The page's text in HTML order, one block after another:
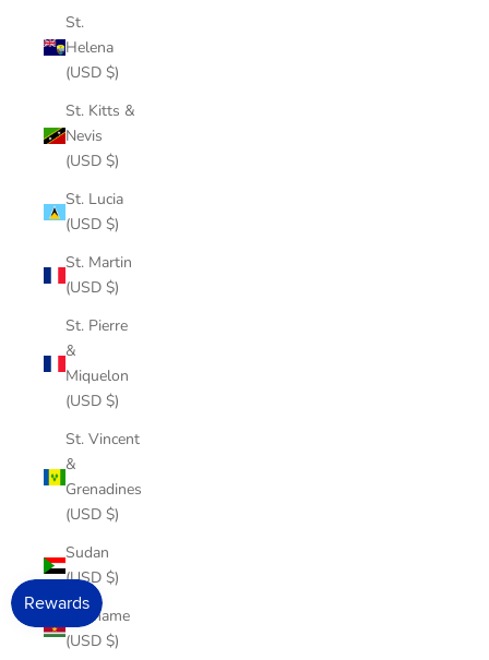
St.
Helena
(USD $)
St. Kitts &
Nevis
(USD $)
St. Lucia
(USD $)
St. Martin
(USD $)
St. Pierre
&
Miquelon
(USD $)
St. Vincent
&
Grenadines
(USD $)
Sudan
(USD $)
Suriname
(USD $)